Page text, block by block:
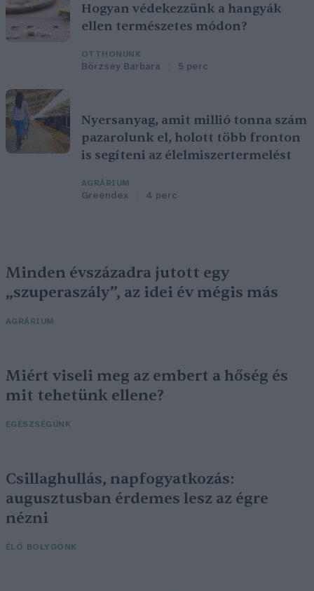
Hogyan védekezzünk a hangyák
ellen természetes módon?
OTTHONUNK
Börzsey Barbara 5 perc
Nyersanyag, amit millió tonna szám
pazarolunk el, holott több fronton
is segíteni az élelmiszertermelést
AGRÁRIUM
Greendex 4 perc
Minden évszázadra jutott egy
„szuperaszály”, az idei év mégis más
AGRÁRIUM
Miért viseli meg az embert a hőség és
mit tehetünk ellene?
EGÉSZSÉGÜNK
Csillaghullás, napfogyatkozás:
augusztusban érdemes lesz az égre
nézni
ÉLŐ BOLYGÓNK